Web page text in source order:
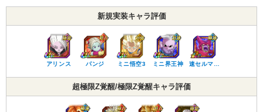
新規実装キャラ評価
アリンス パンジ ミニ悟空3 ミニ界王神 速セルマ…
超極限Z覚醒/極限Z覚醒キャラ評価